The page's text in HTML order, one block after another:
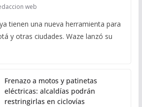
web
tienen una nueva herramienta para
y otras ciudades. Waze lanzó su
Frenazo a motos y patinetas
eléctricas: alcaldías podrán
restringirlas en ciclovías